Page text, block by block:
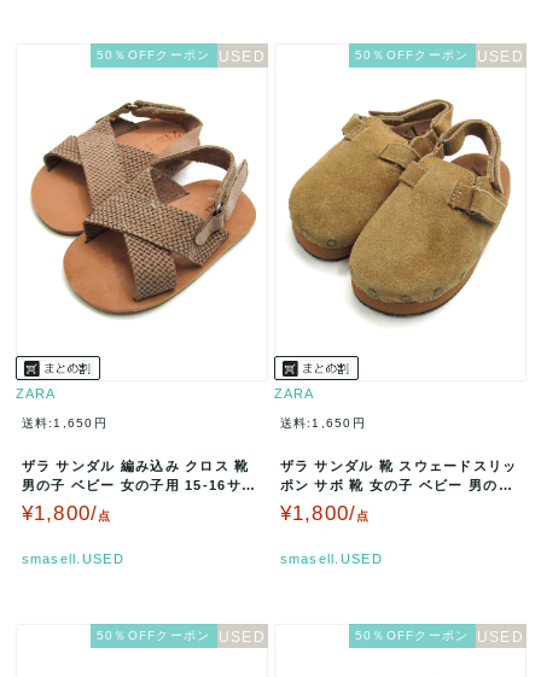
50％OFFクーポン
ZARA
送料:1,650円
ザラ サンダル 編み込み クロス 靴
男の子 ベビー 女の子用 15-16サイ
ズ ブラウン ZARA…
¥1,800/点
smasell.USED
50％OFFクーポン
ZARA
送料:1,650円
ザラ サンダル 靴 スウェードスリッ
ポン サボ 靴 女の子 ベビー 男の子
用 23サイズ ベージュ…
¥1,800/点
smasell.USED
50％OFFクーポン 50％OFFクーポン